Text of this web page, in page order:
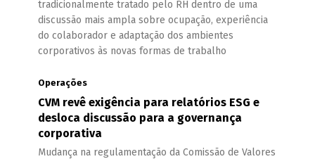
tradicionalmente tratado pelo RH dentro de uma
discussão mais ampla sobre ocupação, experiência
do colaborador e adaptação dos ambientes
corporativos às novas formas de trabalho
Operações
CVM revê exigência para relatórios ESG e
desloca discussão para a governança
corporativa
Mudança na regulamentação da Comissão de Valores